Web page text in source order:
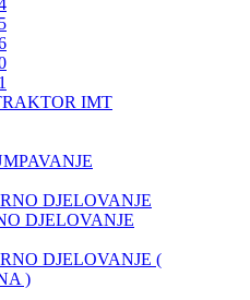
IMT
DJELOVANJE
DJELOVANJE
DJELOVANJE (
)